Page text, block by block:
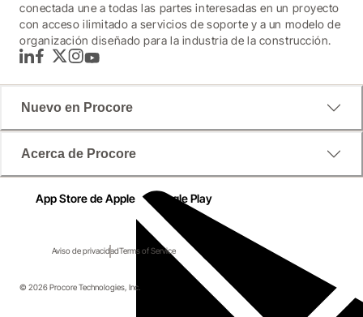
conectada une a todas las partes interesadas en un proyecto
con acceso ilimitado a servicios de soporte y a un modelo de
organización diseñado para la industria de la construcción.
LinkedInFacebook
TwitterInstagram
YouTube
Nuevo en Procore
Acerca de Procore
App Store de Apple Google Play
Aviso de privacidadTerms of Service
© 2026 Procore Technologies, Inc.